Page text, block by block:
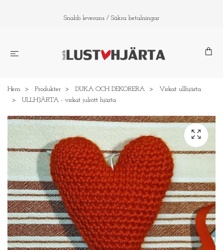
Snabb leverans / Säkra betalningar
Hem Produkter DUKA OCH DEKORERA
Virkat ullhjärta
ULLHJÄRTA - virkat julrött hjärta